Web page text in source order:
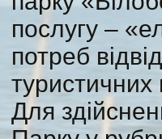
послугу –
потреб
туристичних
Для